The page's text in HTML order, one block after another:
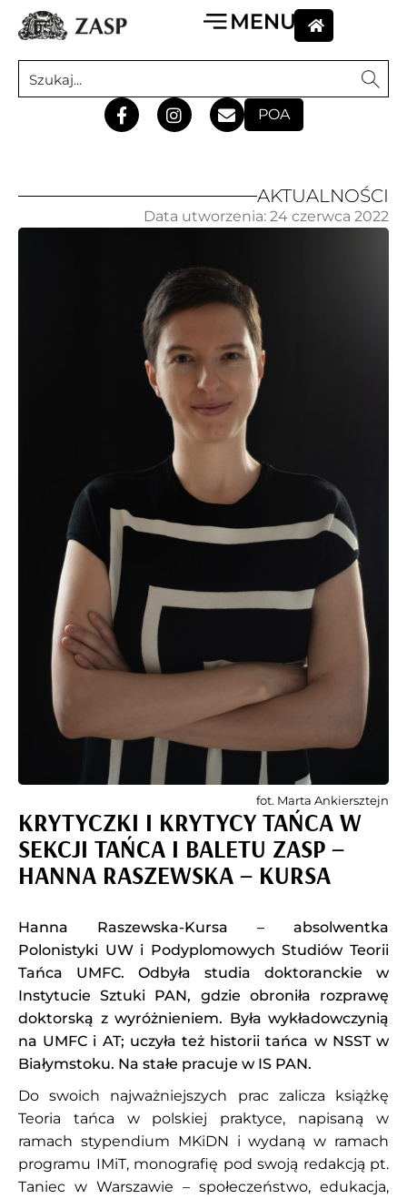
POA
AKTUALNOŚCI
KRYTYCZKI I KRYTYCY TAŃCA W
SEKCJI TAŃCA I BALETU ZASP –
HANNA RASZEWSKA – KURSA
Hanna Raszewska-Kursa – absolwentka
Polonistyki UW i Podyplomowych Studiów Teorii
Tańca UMFC. Odbyła studia doktoranckie w
Instytucie Sztuki PAN, gdzie obroniła rozprawę
doktorską z wyróżnieniem. Była wykładowczynią
na UMFC i AT; uczyła też historii tańca w NSST w
Białymstoku. Na stałe pracuje w IS PAN.
Do swoich najważniejszych prac zalicza książkę
Teoria tańca w polskiej praktyce, napisaną w
ramach stypendium MKiDN i wydaną w ramach
programu IMiT, monografię pod swoją redakcją pt.
Taniec w Warszawie – społeczeństwo, edukacja,
Data utworzenia: 24 czerwca 2022
fot. Marta Ankiersztejn